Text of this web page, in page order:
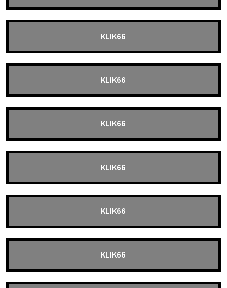
KLIK66
KLIK66
KLIK66
KLIK66
KLIK66
KLIK66